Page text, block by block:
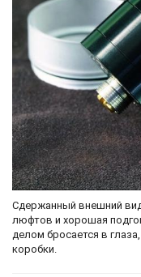
Сдержанный внешний
люфтов и хорошая
делом бросается в
коробки.